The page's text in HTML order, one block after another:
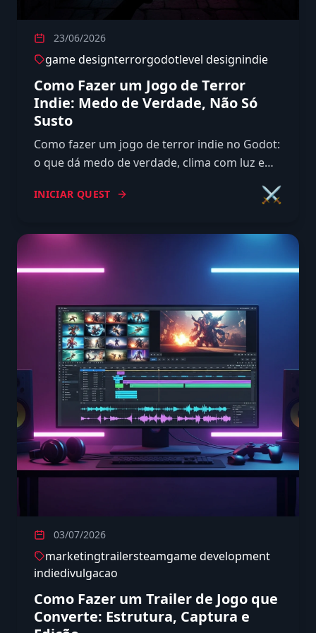
23/06/2026
game designterrorgodotlevel designindie
Como Fazer um Jogo de Terror
Indie: Medo de Verdade, Não Só
Susto
Como fazer um jogo de terror indie no Godot:
o que dá medo de verdade, clima com luz e
matam o susto.
INICIAR QUEST ⚔️
03/07/2026
marketingtrailersteamgame development
indiedivulgacao
Como Fazer um Trailer de Jogo que
Converte: Estrutura, Captura e